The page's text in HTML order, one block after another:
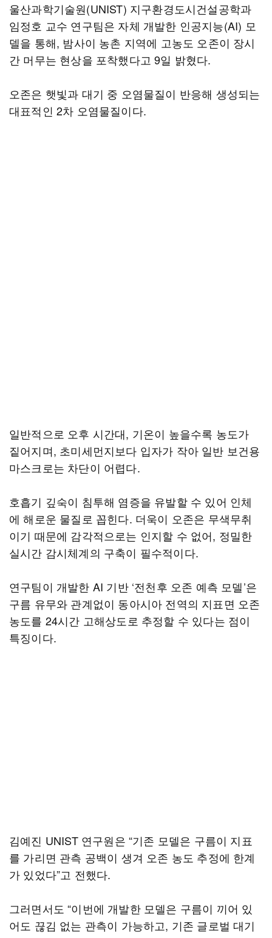
울산과학기술원(UNIST) 지구환경도시건설공학과
임정호 교수 연구팀은 자체 개발한 인공지능(AI) 모
델을 통해, 밤사이 농촌 지역에 고농도 오존이 장시
간 머무는 현상을 포착했다고 9일 밝혔다.
오존은 햇빛과 대기 중 오염물질이 반응해 생성되는
대표적인 2차 오염물질이다.
일반적으로 오후 시간대, 기온이 높을수록 농도가
짙어지며, 초미세먼지보다 입자가 작아 일반 보건용
마스크로는 차단이 어렵다.
호흡기 깊숙이 침투해 염증을 유발할 수 있어 인체
에 해로운 물질로 꼽힌다. 더욱이 오존은 무색무취
이기 때문에 감각적으로는 인지할 수 없어, 정밀한
실시간 감시체계의 구축이 필수적이다.
연구팀이 개발한 AI 기반 ‘전천후 오존 예측 모델’은
구름 유무와 관계없이 동아시아 전역의 지표면 오존
농도를 24시간 고해상도로 추정할 수 있다는 점이
특징이다.
김예진 UNIST 연구원은 “기존 모델은 구름이 지표
를 가리면 관측 공백이 생겨 오존 농도 추정에 한계
가 있었다”고 전했다.
그러면서도 “이번에 개발한 모델은 구름이 끼어 있
어도 끊김 없는 관측이 가능하고, 기존 글로벌 대기